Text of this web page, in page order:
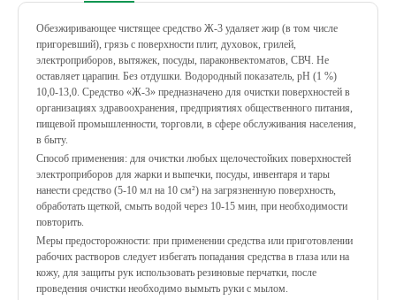
Обезжиривающее чистящее средство Ж-3 удаляет жир (в том числе
пригоревший), грязь с поверхности плит, духовок, грилей,
электроприборов, вытяжек, посуды, параконвектоматов, СВЧ. Не
оставляет царапин. Без отдушки. Водородный показатель, рН (1 %)
10,0-13,0. Средство «Ж-3» предназначено для очистки поверхностей в
организациях здравоохранения, предприятиях общественного питания,
пищевой промышленности, торговли, в сфере обслуживания населения,
в быту.
Способ применения: для очистки любых щелочестойких поверхностей
электроприборов для жарки и выпечки, посуды, инвентаря и тары
нанести средство (5-10 мл на 10 см²) на загрязненную поверхность,
обработать щеткой, смыть водой через 10-15 мин, при необходимости
повторить.
Меры предосторожности: при применении средства или приготовлении
рабочих растворов следует избегать попадания средства в глаза или на
кожу, для защиты рук использовать резиновые перчатки, после
проведения очистки необходимо вымыть руки с мылом.